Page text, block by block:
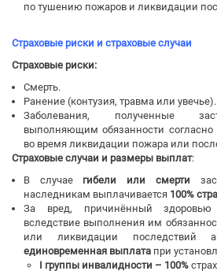
по тушению пожаров и ликвидации
Страховые риски и страховые случаи
Страховые риски:
Смерть.
Ранение (контузия, травма или увечье).
Заболевания, полученные
выполняющим обязанности
во время ликвидации пожара или
Страховые случаи и размеры выплат:
В случае гибели или смерти
наследникам выплачивается 100%
За вред, причинённый здоровью
вследствие выполнения им
или ликвидации последствий
единовременная выплата при
I группы инвалидности – 100%